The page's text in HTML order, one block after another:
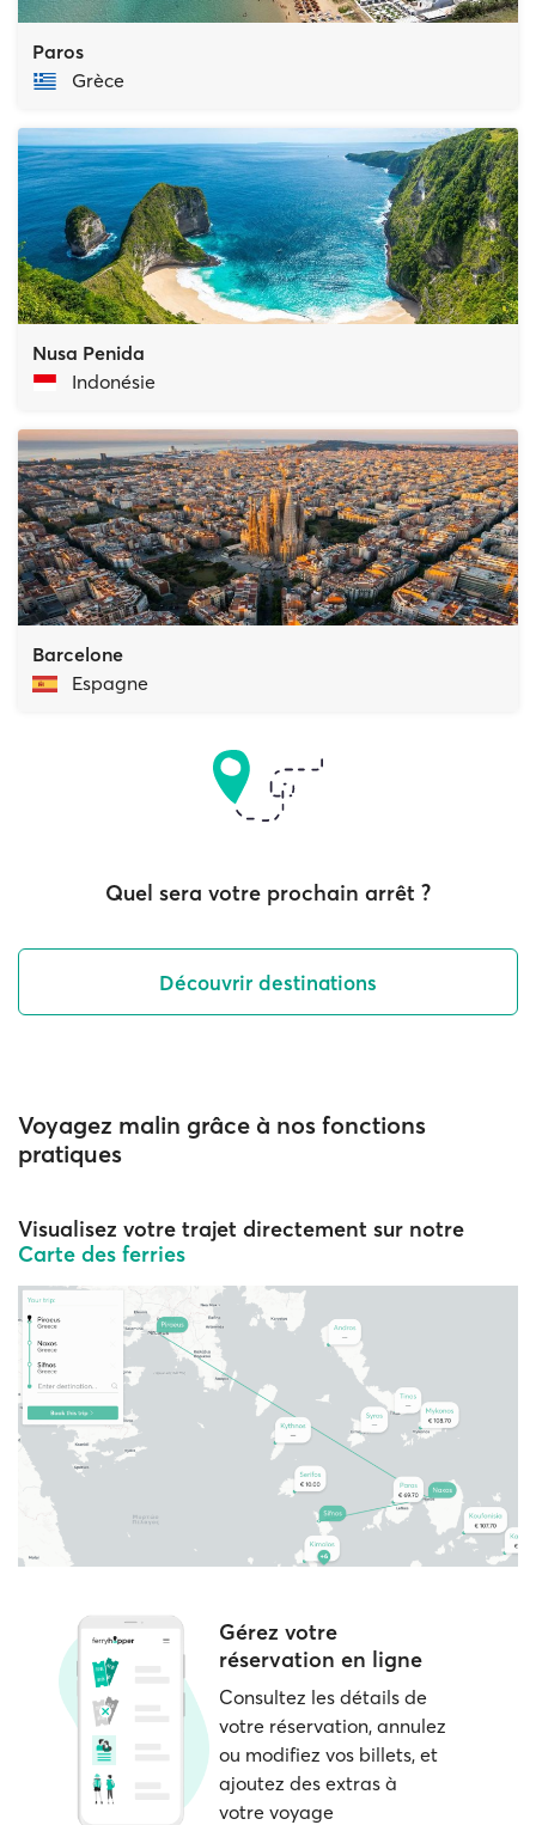
Paros
Grèce
Nusa Penida
Indonésie
Barcelone
Espagne
Quel sera votre prochain arrêt ?
Découvrir destinations
Voyagez malin grâce à nos fonctions
pratiques
Visualisez votre trajet directement sur notre
Carte des ferries
Gérez votre
réservation en ligne
Consultez les détails de
votre réservation, annulez
ou modifiez vos billets, et
ajoutez des extras à
votre voyage